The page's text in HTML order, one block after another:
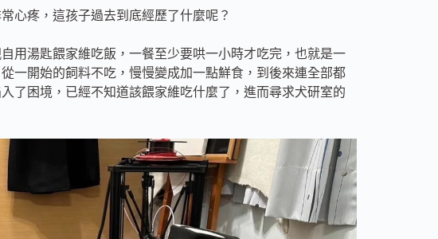
心疼，這孩子過去到底經歷了什麼呢？
用湯匙餵家維吃飯，一餐至少要哄一小時才吃完，也就是一
一開始的飼料不吃，慢慢變成加一點鮮食，到後來連全部都
了困境，已經不知道該餵家維吃什麼了，進而尋求犬研室的